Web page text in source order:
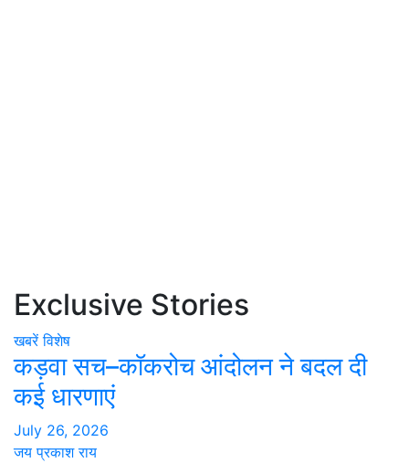
Exclusive Stories
खबरें विशेष
कड़वा सच–कॉकरोच आंदोलन ने बदल दी
कई धारणाएं
July 26, 2026
जय प्रकाश राय